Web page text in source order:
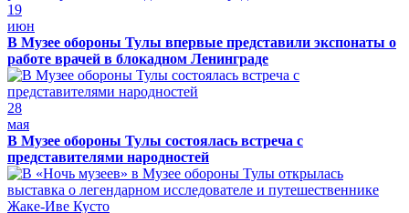
19
июн
В Музее обороны Тулы впервые представили экспонаты о
работе врачей в блокадном Ленинграде
28
мая
В Музее обороны Тулы состоялась встреча с
представителями народностей